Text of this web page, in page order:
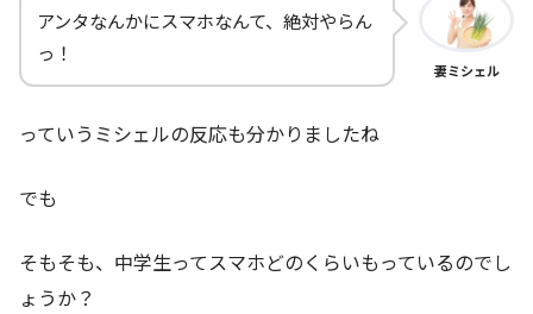
アンタなんかにスマホなんて、絶対やらん
っ！
妻ミシェル
っていうミシェルの反応も分かりましたね
でも
そもそも、中学生ってスマホどのくらいもっているのでし
ょうか？